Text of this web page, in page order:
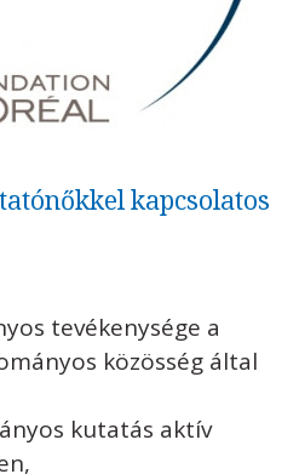
kapcsolatos
tevékenysége a
közösség által
kutatás aktív